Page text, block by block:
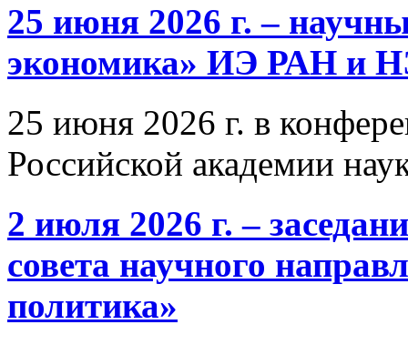
25 июня 2026 г. –
экономика» ИЭ РАН и
25 июня 2026 г. в
Российской академии
2 июля 2026 г. –
совета научного
политика»